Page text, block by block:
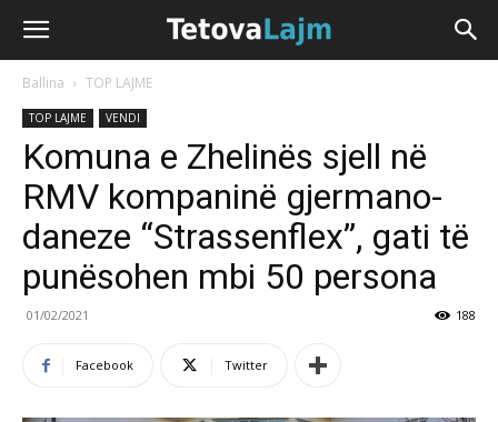
Ballina TOP LAJME
TOP LAJME VENDI
Komuna e Zhelinës sjell në
RMV kompaninë gjermano-
daneze “Strassenflex”, gati të
punësohen mbi 50 persona
01/02/2021 188
Facebook Twitter